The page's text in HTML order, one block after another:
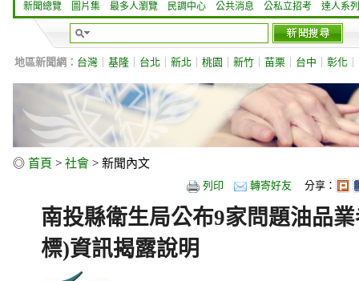
新聞總覽 圖片集 最多人瀏覽 民調中心 公共消息 公私立招考 達人系列
地區新聞網： 台灣｜ 基隆｜ 台北 新北 桃園 新竹｜ 苗栗｜ 台中 彰化｜
◎ 首頁 > 社會 > 新聞內文
列印 轉寄好友 分享：
南投縣衛生局公布9家問題油品
標)資訊揭露說明